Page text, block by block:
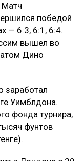
Матч
победой
— 6:3, 6:1, 6:4.
вышел во
Дино
заработал
Уимблдона.
фонда турнира,
фунтов